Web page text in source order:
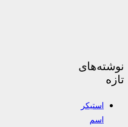
نوشته‌های
تازه
استیکر
اسم